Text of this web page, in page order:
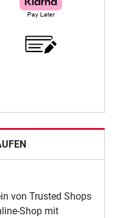
von Trusted Shops
Shop mit